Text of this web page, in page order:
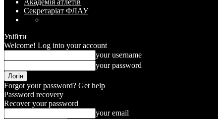
Академія атлетів
Секретаріат ФЛАУ
Увійти
Welcome! Log into your account
your username
your password
Forgot your password? Get help
Password recovery
Recover your password
your email